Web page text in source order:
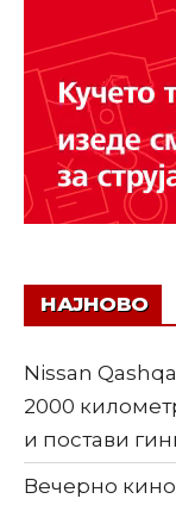
НАЈНОВО
Nissan
2000
и постави
Вечерно